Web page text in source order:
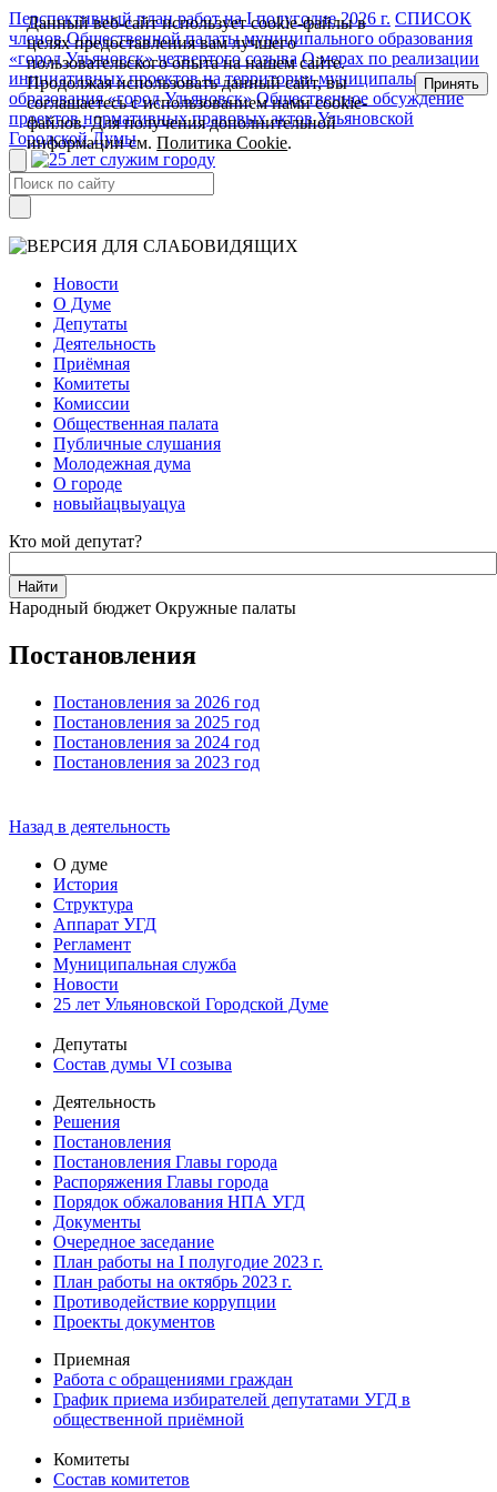
Перспективный план работ на I полугодие 2026 г. СПИСОК
членов Общественной палаты муниципального образования
«город Ульяновск» четвертого созыва О мерах по реализации
инициативных проектов на территории муниципального
образования «город Ульяновск» Общественное обсуждение
проектов нормативных правовых актов Ульяновской
Городской Думы
Новости
О Думе
Депутаты
Деятельность
Приёмная
Комитеты
Комиссии
Общественная палата
Публичные слушания
Молодежная дума
О городе
новыйацвыуацуа
Кто мой депутат?
Народный бюджет Окружные палаты
Постановления
Постановления за 2026 год
Постановления за 2025 год
Постановления за 2024 год
Постановления за 2023 год
Назад в деятельность
О думе
История
Структура
Аппарат УГД
Регламент
Муниципальная служба
Новости
25 лет Ульяновской Городской Думе
Депутаты
Состав думы VI созыва
Деятельность
Решения
Постановления
Постановления Главы города
Распоряжения Главы города
Порядок обжалования НПА УГД
Документы
Очередное заседание
План работы на I полугодие 2023 г.
План работы на октябрь 2023 г.
Противодействие коррупции
Проекты документов
Приемная
Работа с обращениями граждан
График приема избирателей депутатами УГД в
общественной приёмной
Комитеты
Состав комитетов
Данный веб-сайт использует cookie-файлы в
целях предоставления вам лучшего
пользовательского опыта на нашем сайте.
Продолжая использовать данный сайт, вы
соглашаетесь с использованием нами cookie-
файлов. Для получения дополнительной
информации см.Политика Cookie.
Принять